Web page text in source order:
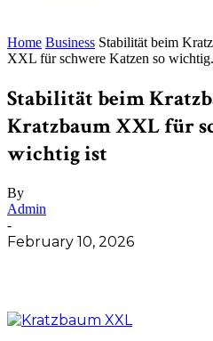
Home Business Stabilität beim
XXL für schwere Katzen so
Stabilität beim
Kratzbaum XXL für
wichtig ist
By
Admin
-
February 10, 2026